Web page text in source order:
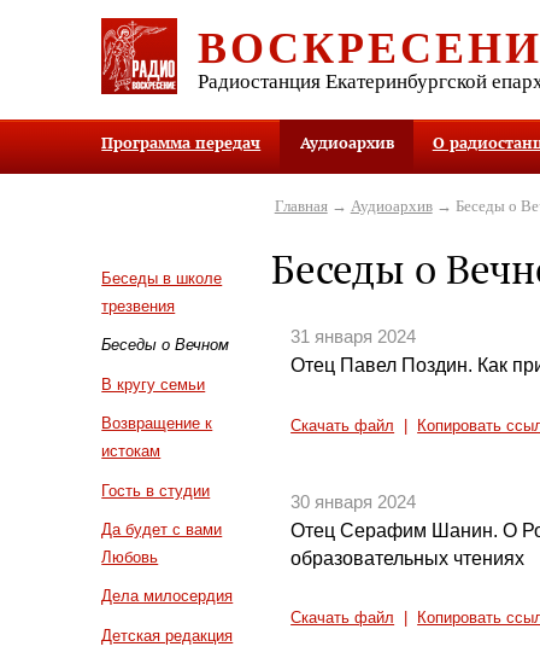
Радиостанция Екатеринбургской
Программа передач Аудиоархив О
Беседы в школе
трезвения
Беседы о Вечном
В кругу семьи
Возвращение к
истокам
Гость в студии
Да будет с вами
Любовь
Дела милосердия
Детская редакция
Главная→ Аудиоархив→ Беседы о
Беседы о
31 января 2024
Отец Павел Поздин. Как
Скачать файл Копировать
30 января 2024
Отец Серафим Шанин. О
образовательных чтениях
Скачать файл Копировать